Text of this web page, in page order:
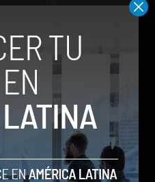
Image: competirá
en IA
imágenes